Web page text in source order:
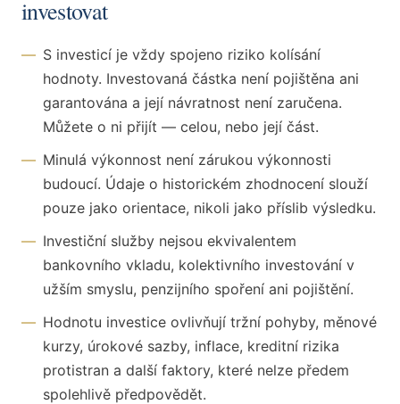
investovat
— S investicí je vždy spojeno riziko kolísání
hodnoty. Investovaná částka není pojištěna ani
garantována a její návratnost není zaručena.
Můžete o ni přijít — celou, nebo její část.
— Minulá výkonnost není zárukou výkonnosti
budoucí. Údaje o historickém zhodnocení slouží
pouze jako orientace, nikoli jako příslib výsledku.
— Investiční služby nejsou ekvivalentem
bankovního vkladu, kolektivního investování v
užším smyslu, penzijního spoření ani pojištění.
— Hodnotu investice ovlivňují tržní pohyby, měnové
kurzy, úrokové sazby, inflace, kreditní rizika
protistran a další faktory, které nelze předem
spolehlivě předpovědět.